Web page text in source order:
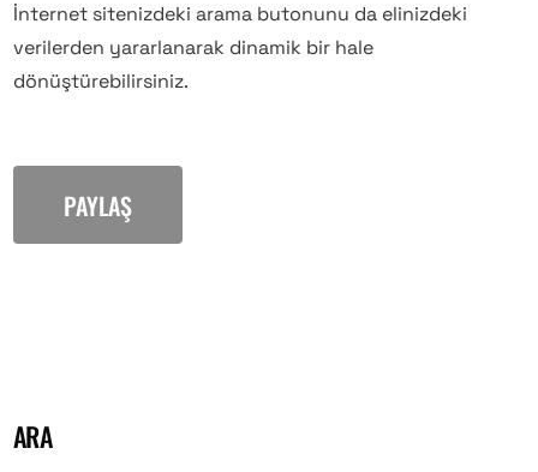
İnternet sitenizdeki arama butonunu da elinizdeki
verilerden yararlanarak dinamik bir hale
dönüştürebilirsiniz.
PAYLAŞ
ARA